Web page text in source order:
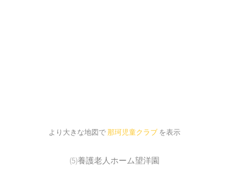
より大きな地図で那珂児童クラブ を表示
(5)養護老人ホーム望洋園